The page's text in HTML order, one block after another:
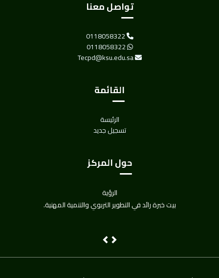
تواصل معنا
0118058322
0118058322
Tecpd@ksu.edu.sa
القائمة
الرئيسة
تسجيل جديد
حول المركز
الرؤية
بيت خبرة رائد في التطوير التربوي والتنمية المهنية.
Next